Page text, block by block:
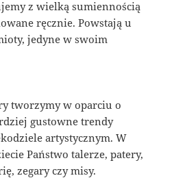
z wielką sumiennością
ręcznie. Powstają u
jedyne w swoim
tworzymy w oparciu o
gustowne trendy
artystycznym. W
Państwo talerze, patery,
zegary czy misy.